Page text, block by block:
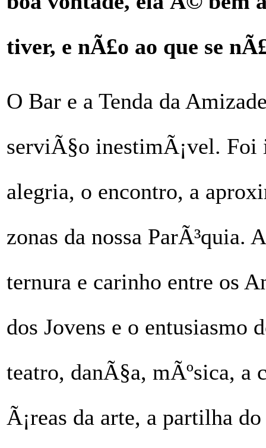
tiver, e nÃ£o ao que se
O Bar e a Tenda da
serviÃ§o inestimÃ¡vel. Foi
alegria, o encontro, a
zonas da nossa ParÃ³quia.
ternura e carinho entre os
dos Jovens e o entusiasmo
teatro, danÃ§a, mÃºsica, a
Ã¡reas da arte, a partilha